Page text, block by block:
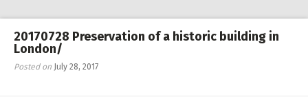
20170728 Preservation of a historic building in
London/
Posted on July 28, 2017